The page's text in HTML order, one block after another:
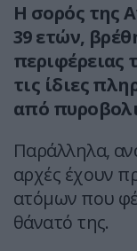
Η σορός της
39 ετών,
περιφέρειας
τις ίδιες
από
Παράλληλα,
αρχές έχουν
ατόμων που
θάνατό της.